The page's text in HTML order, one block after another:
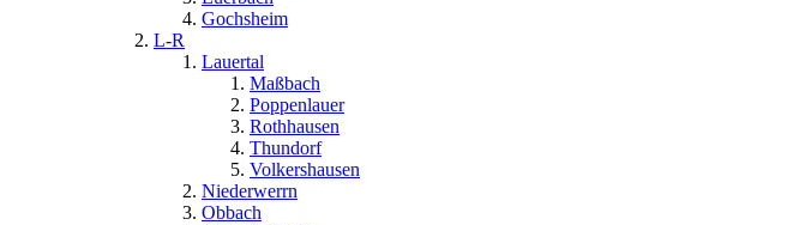
Gochsheim
L-R
Lauertal
Maßbach
Poppenlauer
Rothhausen
Thundorf
Volkershausen
Niederwerrn
Obbach